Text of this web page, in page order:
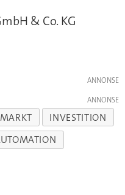
& Co. KG
INVESTITION